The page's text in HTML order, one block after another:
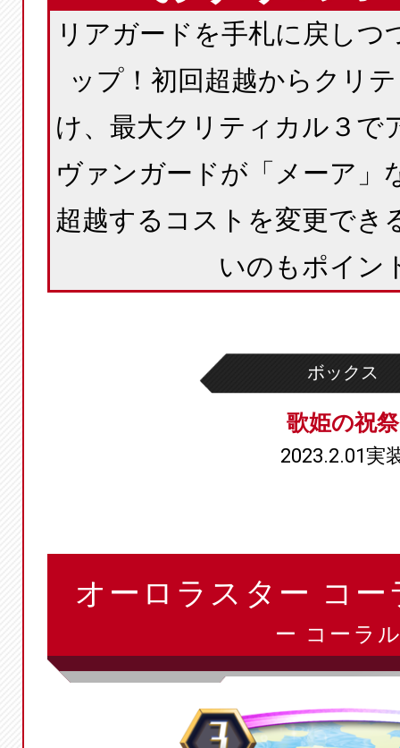
リアガードを手札に戻しつ
ップ！初回超越からクリ
け、最大クリティカル３で
ヴァンガードが「メーア」
超越するコストを変更でき
いのもポイン
ボックス
歌姫の祝祭
2023.2.01実
オーロラスター コー
ー コーラ